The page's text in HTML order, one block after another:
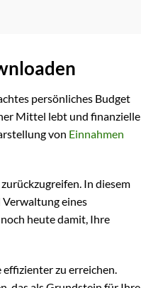
persönliches Budget
Mittel lebt und finanzielle
von Einnahmen
In diesem
Verwaltung eines
heute damit, Ihre
zu erreichen.